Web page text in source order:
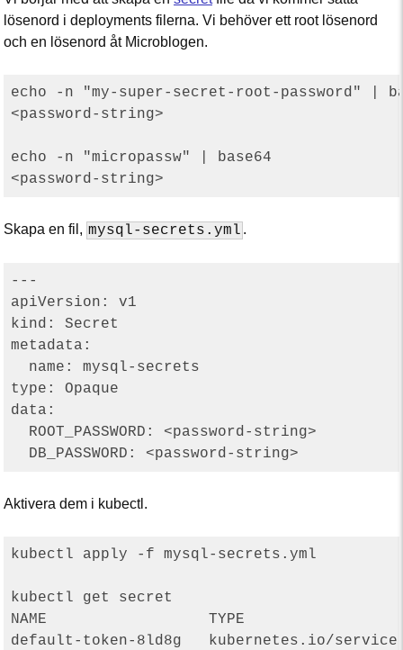
lösenord i deployments filerna. Vi behöver ett root lösenord
och en lösenord åt Microblogen.
echo -n "my-super-secret-root-password" |
<password-string>
echo -n "micropassw" | base64
Skapa en fil, mysql-secrets.yml .
---
apiVersion: v1
kind: Secret
metadata:
  name: mysql-secrets
type: Opaque
data:
  ROOT_PASSWORD: <password-string>
Aktivera dem i kubectl.
kubectl apply -f mysql-secrets.yml
kubectl get secret
NAME                  TYPE
default-token-8ld8g   kubernetes.io/